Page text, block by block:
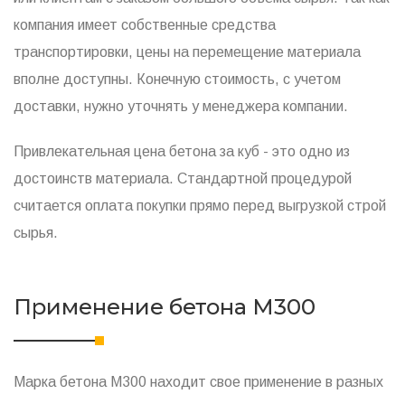
компания имеет собственные средства
транспортировки, цены на перемещение материала
вполне доступны. Конечную стоимость, с учетом
доставки, нужно уточнять у менеджера компании.
Привлекательная цена бетона за куб - это одно из
достоинств материала. Стандартной процедурой
считается оплата покупки прямо перед выгрузкой строй
сырья.
Применение бетона М300
Марка бетона М300 находит свое применение в разных